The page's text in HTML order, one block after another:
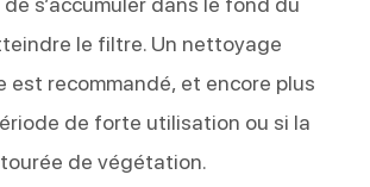
le filtre. Un nettoyage
est recommandé, et encore plus
de forte utilisation ou si la
de végétation.